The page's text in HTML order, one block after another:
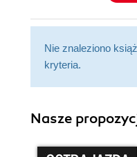
Nie znaleziono
kryteria.
Nasze